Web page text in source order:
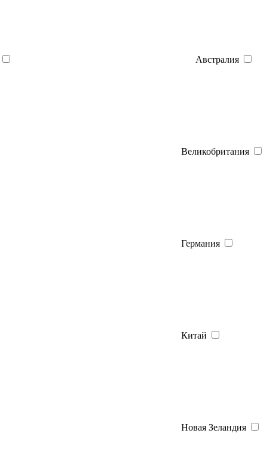
Австралия
Великобритания
Германия
Китай
Новая Зеландия